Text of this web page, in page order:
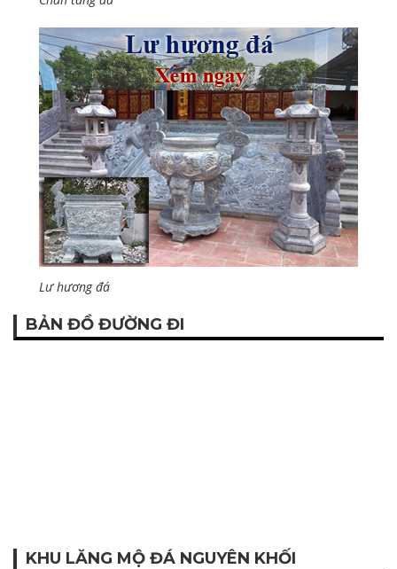
Lư hương đá
BẢN ĐỒ ĐƯỜNG ĐI
KHU LĂNG MỘ ĐÁ NGUYÊN KHỐI